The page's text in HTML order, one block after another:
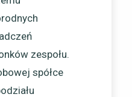
zespołu.
spółce